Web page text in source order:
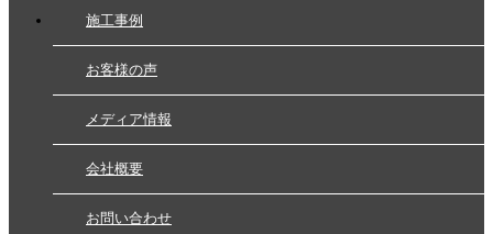
施工事例
お客様の声
メディア情報
会社概要
お問い合わせ